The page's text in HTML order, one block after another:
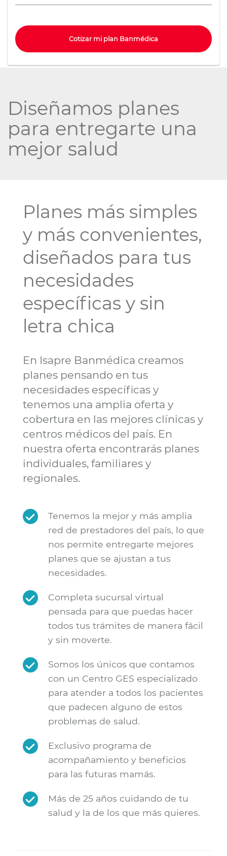
Cotizar mi plan Banmédica
Diseñamos planes
para entregarte una
mejor salud
Planes más simples
y más convenientes,
diseñados para tus
necesidades
específicas y sin
letra chica
En Isapre Banmédica creamos
planes pensando en tus
necesidades específicas y
tenemos una amplia oferta y
cobertura en las mejores clínicas y
centros médicos del país. En
nuestra oferta encontrarás planes
individuales, familiares y
regionales.
Tenemos la mejor y más amplia
red de prestadores del país, lo que
nos permite entregarte mejores
planes que se ajustan a tus
necesidades.
Completa sucursal virtual
pensada para que puedas hacer
todos tus trámites de manera fácil
y sin moverte.
Somos los únicos que contamos
con un Centro GES especializado
para atender a todos los pacientes
que padecen alguno de estos
problemas de salud.
Exclusivo programa de
acompañamiento y beneficios
para las futuras mamás.
Más de 25 años cuidando de tu
salud y la de los que más quieres.